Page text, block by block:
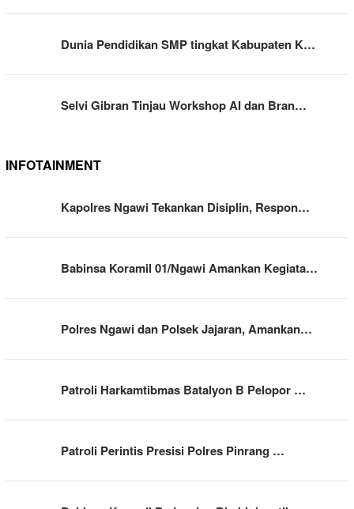
Dunia Pendidikan SMP tingkat Kabupaten K…
Selvi Gibran Tinjau Workshop AI dan Bran…
INFOTAINMENT
Kapolres Ngawi Tekankan Disiplin, Respon…
Babinsa Koramil 01/Ngawi Amankan Kegiata…
Polres Ngawi dan Polsek Jajaran, Amankan…
Patroli Harkamtibmas Batalyon B Pelopor …
Patroli Perintis Presisi Polres Pinrang …